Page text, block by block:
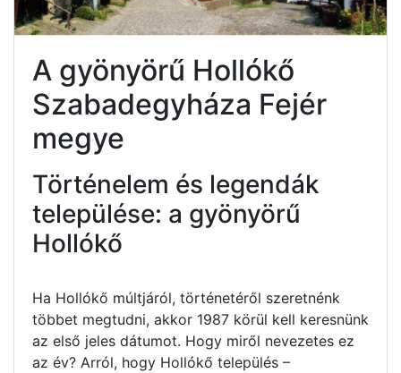
A gyönyörű Hollókő
Szabadegyháza Fejér
megye
Történelem és legendák
települése: a gyönyörű
Hollókő
Ha Hollókő múltjáról, történetéről szeretnénk
többet megtudni, akkor 1987 körül kell keresnünk
az első jeles dátumot. Hogy miről nevezetes ez
az év? Arról, hogy Hollókő település –